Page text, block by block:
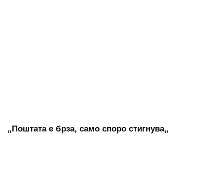
„Поштата е брза, само споро стигнува„